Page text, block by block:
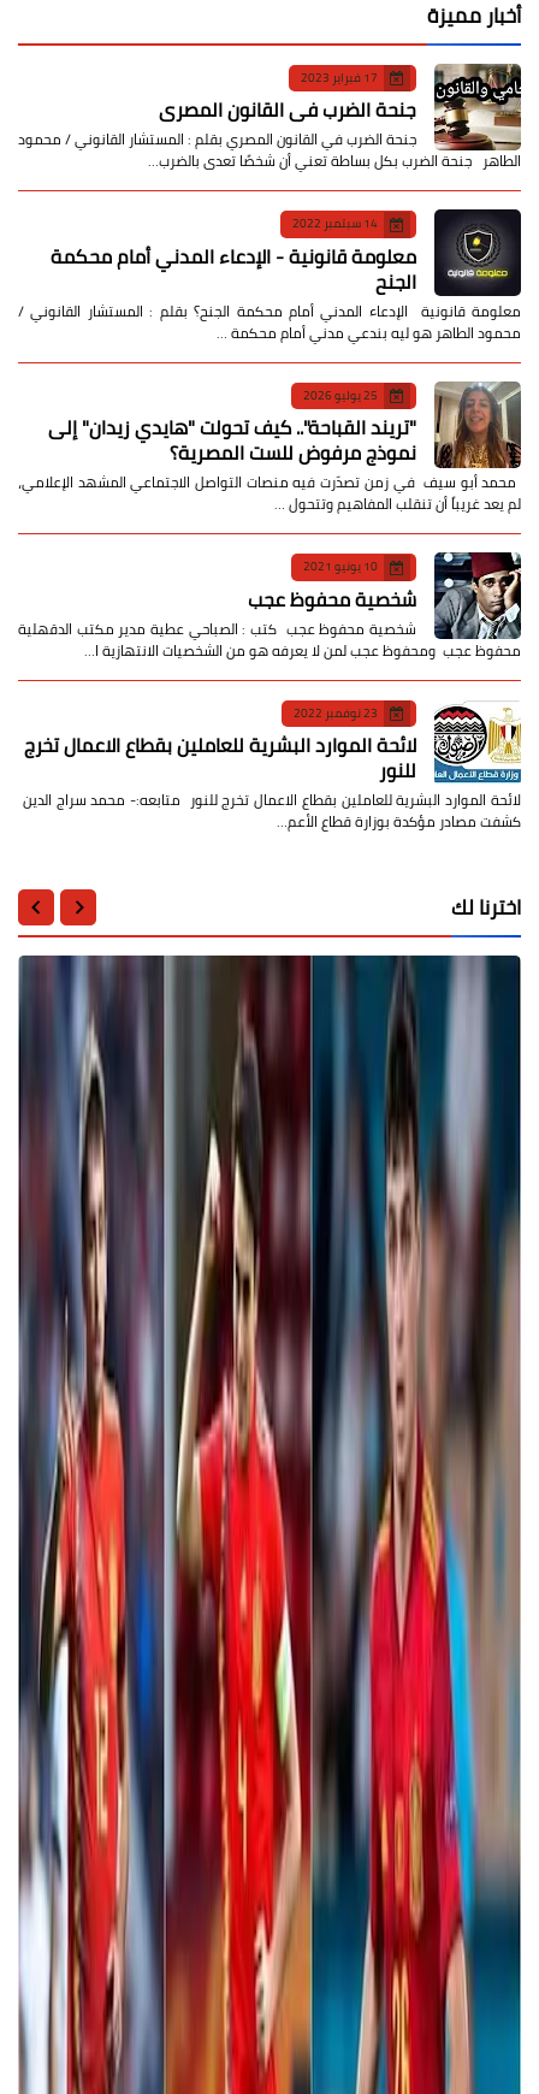
أخبار مميزة
17 فبراير 2023
جنحة الضرب في القانون المصري
جنحة الضرب في القانون المصري بقلم : المستشار القانوني / محمود
الطاهر جنحة الضرب بكل بساطة تعني أن شخصًا تعدى بالضرب…
14 سبتمبر 2022
معلومة قانونية - الإدعاء المدني أمام محكمة
الجنح
معلومة قانونية الإدعاء المدني أمام محكمة الجنح؟ بقلم : المستشار القانوني /
محمود الطاهر هو ليه بندعي مدني أمام محكمة …
25 يوليو 2026
​"تريند القباحة".. كيف تحولت "هايدي زيدان" إلى
نموذج مرفوض للست المصرية؟
​ محمد أبو سيف ​في زمن تصدّرت فيه منصات التواصل الاجتماعي المشهد الإعلامي،
لم يعد غريباً أن تنقلب المفاهيم وتتحول …
10 يونيو 2021
شخصية محفوظ عجب
شخصية محفوظ عجب كتب : الصباحي عطية مدير مكتب الدقهلية
محفوظ عجب ومحفوظ عجب لمن لا يعرفه هو من الشخصيات الانتهازية ا…
23 نوفمبر 2022
لائحة الموارد البشرية للعاملين بقطاع الاعمال تخرج
للنور
لائحة الموارد البشرية للعاملين بقطاع الاعمال تخرج للنور متابعه:- محمد سراج الدين
كشفت مصادر مؤكدة بوزارة قطاع الأعم…
اخترنا لك